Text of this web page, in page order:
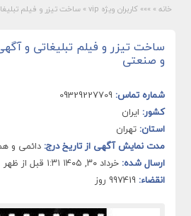
خانه » »»» کاربران ویژه vip » ساخت تیزر و فیلم
ساخت تیزر و فیلم تبلیغاتی و
و صنعتی
شماره تماس: 09329227709
کشور: ایران
استان: تهران
مدت نمایش آگهی از تاریخ درج: دائمی و
ارسال شده: خرداد ۳۰, ۱۴۰۵ ۱:۳۱ قبل از ظهر
انقضاء: 997419 روز